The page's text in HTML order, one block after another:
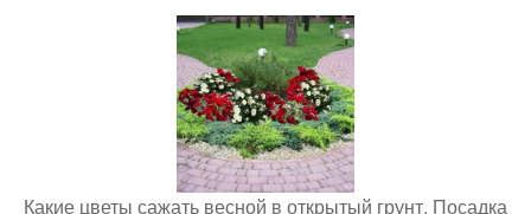
Какие цветы сажать весной в открытый грунт. Посадка